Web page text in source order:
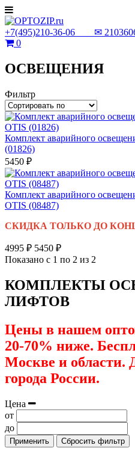
+7(495)210-36-06 ✉
0
ОСВЕЩЕНИЯ
Фильтр
Комплект аварийного
(01826)
5450 ₽
Комплект аварийного
OTIS (08487)
СКИДКА ТОЛЬКО ДО
4995 ₽ 5450 ₽
Показано с 1 по 2 из 2
КОМПЛЕКТЫ
ЛИФТОВ
Цены в нашем
20-70% ниже.
Москве и области.
города России.
Цена
от
до
Применить Сбросить фильтр